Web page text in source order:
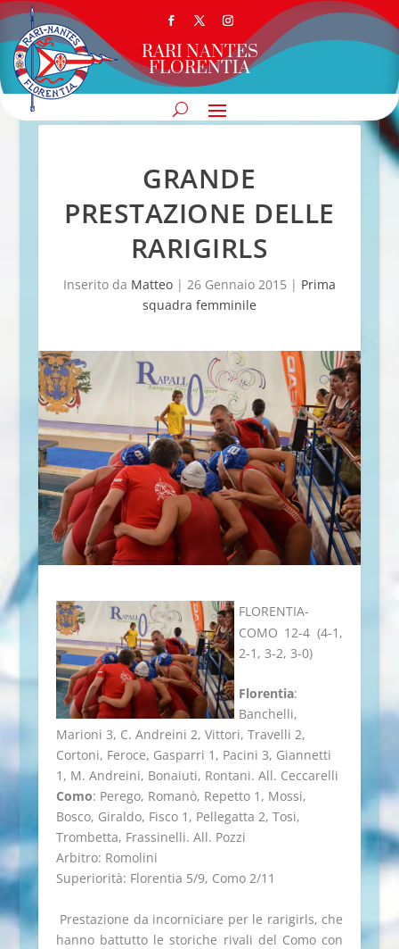
RARI NANTES
FLORENTIA
GRANDE
PRESTAZIONE DELLE
RARIGIRLS
Inserito da Matteo| 26 Gennaio 2015 | Prima
squadra femminile
FLORENTIA-
COMO 12-4 (4-1,
2-1, 3-2, 3-0)
Florentia:
Banchelli,
Marioni 3, C. Andreini 2, Vittori, Travelli 2,
Cortoni, Feroce, Gasparri 1, Pacini 3, Giannetti
1, M. Andreini, Bonaiuti, Rontani. All. Ceccarelli
Como: Perego, Romanò, Repetto 1, Mossi,
Bosco, Giraldo, Fisco 1, Pellegatta 2, Tosi,
Trombetta, Frassinelli. All. Pozzi
Arbitro: Romolini
Superiorità: Florentia 5/9, Como 2/11
Prestazione da incorniciare per le rarigirls, che
hanno battutto le storiche rivali del Como con